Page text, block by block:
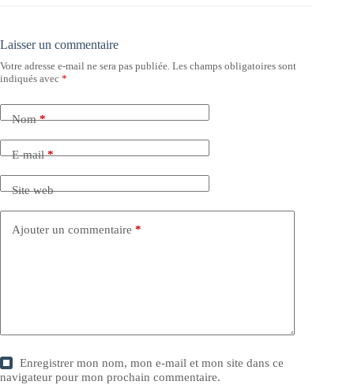
Laisser un commentaire
Votre adresse e-mail ne sera pas publiée. Les champs obligatoires sont
indiqués avec *
Nom*
E-mail*
Site web
Ajouter un commentaire *
Enregistrer mon nom, mon e-mail et mon site dans ce
navigateur pour mon prochain commentaire.